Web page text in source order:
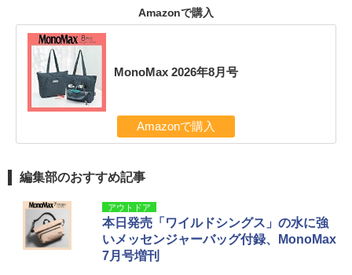
Amazonで購入
MonoMax 2026年8月号
Amazonで購入
編集部のおすすめ記事
アウトドア
本日発売「ワイルドシングス」の水に強
いメッセンジャーバッグ付録、MonoMax
7月号増刊